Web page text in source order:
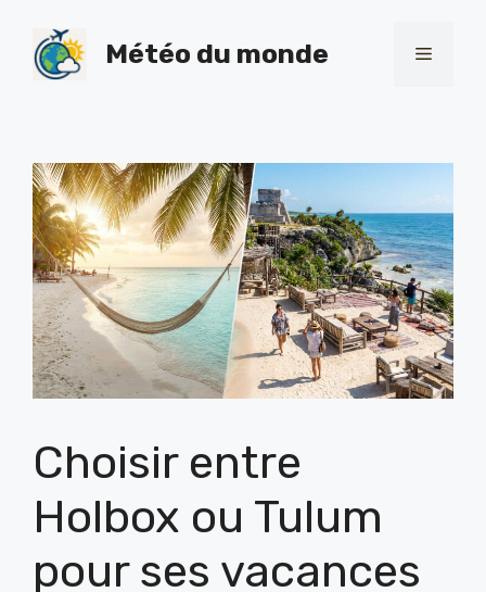
content
Météo du monde Menu
Choisir entre
Holbox ou Tulum
pour ses vacances